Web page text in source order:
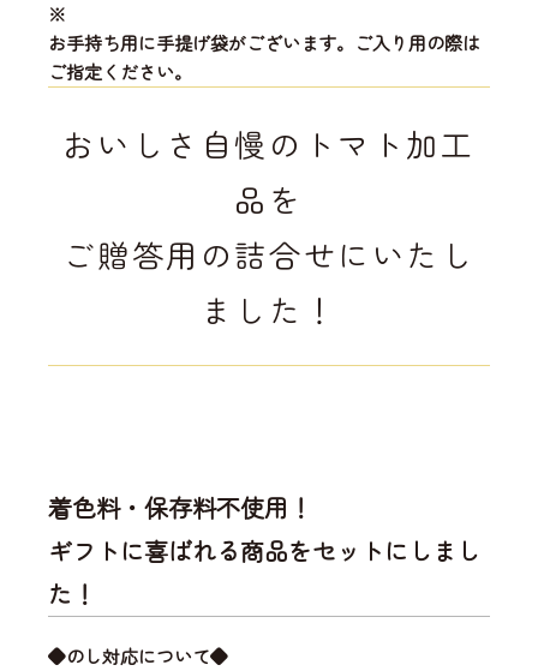
※
お手持ち用に手提げ袋がございます。ご入り用の際は
ご指定ください。
おいしさ自慢のトマト加工
品を
ご贈答用の詰合せにいたし
ました！
着色料・保存料不使用！
ギフトに喜ばれる商品をセットにしまし
た！
◆のし対応について◆